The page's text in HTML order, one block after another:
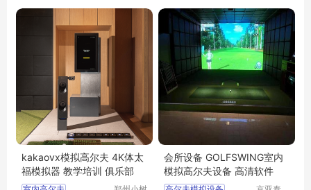
kakaovx模拟高尔夫 4K体太
福模拟器 教学培训 俱乐部
会所设备 GOLFSWING室内
模拟高尔夫设备 高清软件